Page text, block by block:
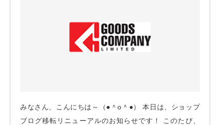
みなさん、こんにちは～（●＾o＾●） 本日は、ショップ
ブログ移転リニューアルのお知らせです！ このたび、